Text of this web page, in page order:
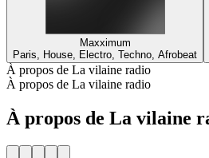
Maxximum
Paris, House, Electro, Techno, Afrobeat
À propos de La vilaine radio
À propos de La vilaine radio
À propos de La vilaine